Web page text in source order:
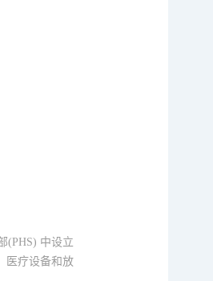
(PHS) 中设立
医疗设备和放